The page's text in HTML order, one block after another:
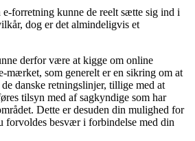
forretning kunne de reelt sætte sig ind i
dog er det almindeligvis et
derfor være at kigge om online
mærket, som generelt er en sikring om at
danske retningslinjer, tillige med at
tilsyn med af sagkyndige som har
Dette er desuden din mulighed for
forvoldes besvær i forbindelse med din